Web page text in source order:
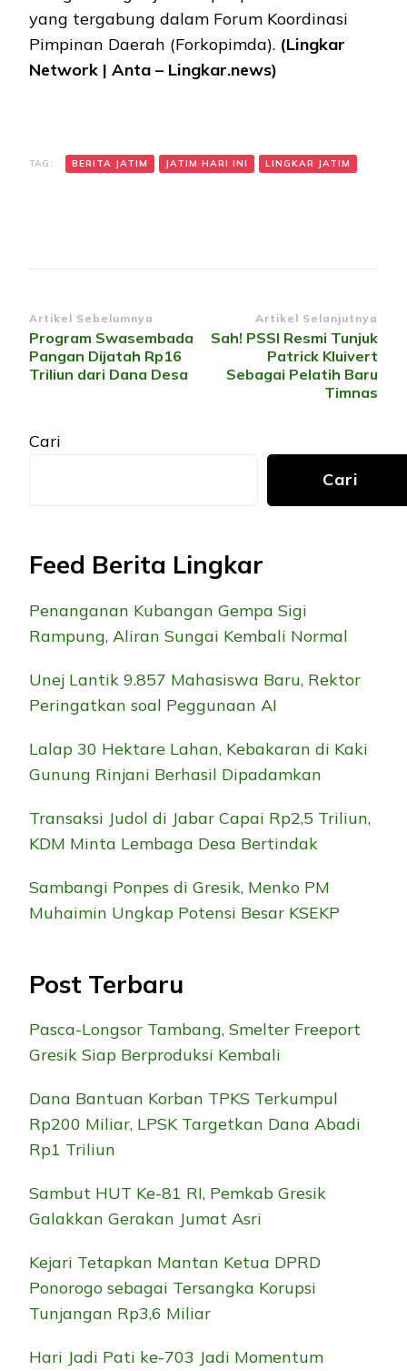
yang tergabung dalam Forum Koordinasi
Pimpinan Daerah (Forkopimda). (Lingkar
Network | Anta – Lingkar.news)
TAG: BERITA JATIM JATIM HARI INI LINGKAR JATIM
Navigasi
Artikel
Artikel Sebelumnya
Program Swasembada
Pangan Dijatah Rp16
Triliun dari Dana Desa
Artikel Selanjutnya
Sah! PSSI Resmi Tunjuk
Patrick Kluivert
Sebagai Pelatih Baru
Timnas
Cari
Cari
Feed Berita Lingkar
Penanganan Kubangan Gempa Sigi
Rampung, Aliran Sungai Kembali Normal
Unej Lantik 9.857 Mahasiswa Baru, Rektor
Peringatkan soal Peggunaan AI
Lalap 30 Hektare Lahan, Kebakaran di Kaki
Gunung Rinjani Berhasil Dipadamkan
Transaksi Judol di Jabar Capai Rp2,5 Triliun,
KDM Minta Lembaga Desa Bertindak
Sambangi Ponpes di Gresik, Menko PM
Muhaimin Ungkap Potensi Besar KSEKP
Post Terbaru
Pasca-Longsor Tambang, Smelter Freeport
Gresik Siap Berproduksi Kembali
Dana Bantuan Korban TPKS Terkumpul
Rp200 Miliar, LPSK Targetkan Dana Abadi
Rp1 Triliun
Sambut HUT Ke-81 RI, Pemkab Gresik
Galakkan Gerakan Jumat Asri
Kejari Tetapkan Mantan Ketua DPRD
Ponorogo sebagai Tersangka Korupsi
Tunjangan Rp3,6 Miliar
Hari Jadi Pati ke-703 Jadi Momentum